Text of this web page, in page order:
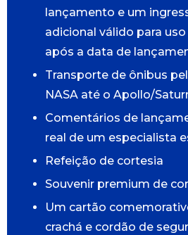
lançamento e um
adicional válido para
após a data de
Transporte de ônibus
NASA até o Apollo/
Comentários de
real de um especialista
Refeição de cortesia
Souvenir premium de
Um cartão
crachá e cordão de